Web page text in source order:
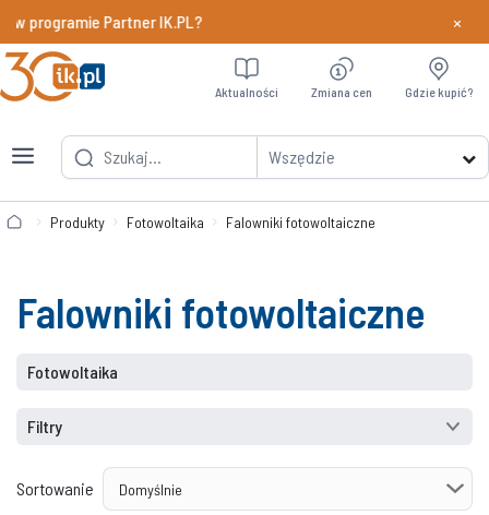
programie Partner IK.PL? Dowiedz
×
Wszędzie
Aktualności Zmiana cen Gdzie kupić?
Produkty Fotowoltaika Falowniki fotowoltaiczne
Falowniki fotowoltaiczne
Fotowoltaika
Filtry
Sortowanie